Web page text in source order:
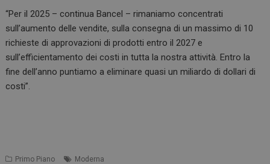
“Per il 2025 – continua Bancel – rimaniamo concentrati
sull’aumento delle vendite, sulla consegna di un massimo di 10
richieste di approvazioni di prodotti entro il 2027 e
sull’efficientamento dei costi in tutta la nostra attività. Entro la
fine dell’anno puntiamo a eliminare quasi un miliardo di dollari di
costi”.
Primo Piano Moderna